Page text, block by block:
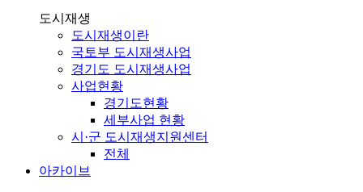
도시재생
도시재생이란
국토부 도시재생사업
경기도 도시재생사업
사업현황
경기도현황
세부사업 현황
시·군 도시재생지원센터
전체
아카이브